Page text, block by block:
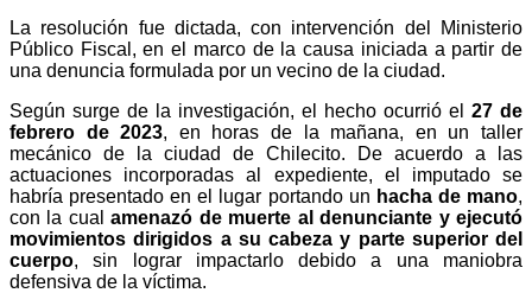
La resolución fue dictada, con intervención del Ministerio
Público Fiscal, en el marco de la causa iniciada a partir de
una denuncia formulada por un vecino de la ciudad.
Según surge de la investigación, el hecho ocurrió el 27 de
febrero de 2023, en horas de la mañana, en un taller
mecánico de la ciudad de Chilecito. De acuerdo a las
actuaciones incorporadas al expediente, el imputado se
habría presentado en el lugar portando un hacha de mano,
con la cualamenazó de muerte al denunciante y ejecutó
movimientos dirigidos a su cabeza y parte superior del
cuerpo, sin lograr impactarlo debido a una maniobra
defensiva de la víctima.